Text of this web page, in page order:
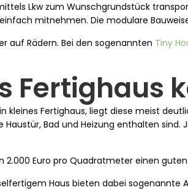
Lkw zum Wunschgrundstück
mitnehmen. Die modulare
auf Rädern. Bei den sogenannten Tiny
Fertighaus
Fertighaus, liegt diese meist
Bad und Heizung enthalten
2.000 Euro pro Quadratmeter einen
Haus bieten dabei sogenannte